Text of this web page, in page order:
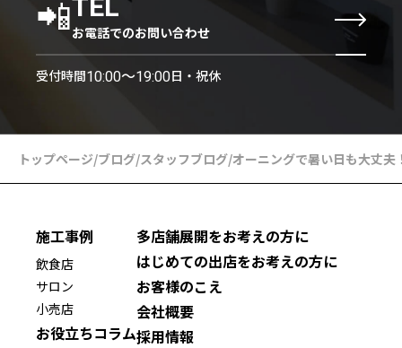
📲TEL
お電話でのお問い合わせ
受付時間10:00〜19:00日・祝休
トップページ/ブログ/スタッフブログ/オーニングで暑い日も大丈夫
施工事例
飲食店
サロン
小売店
お役立ちコラム
多店舗展開をお考えの方に
はじめての出店をお考えの方に
お客様のこえ
会社概要
採用情報